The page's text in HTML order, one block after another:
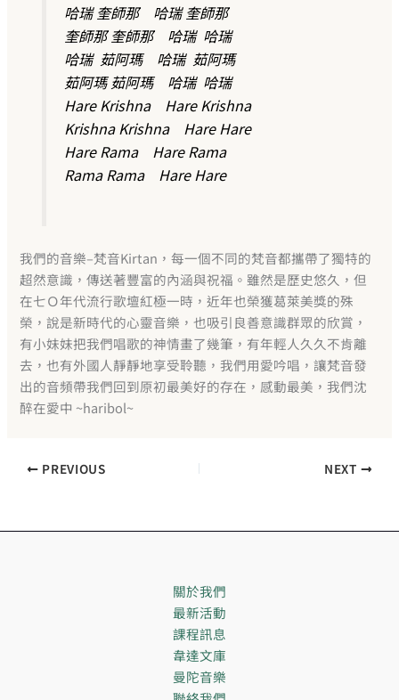
哈瑞 奎師那 哈瑞 奎師那
奎師那 奎師那 哈瑞 哈瑞
哈瑞 茹阿瑪 哈瑞 茹阿瑪
茹阿瑪 茹阿瑪 哈瑞 哈瑞
Hare Krishna Hare Krishna
Krishna Krishna Hare Hare
Hare Rama Hare Rama
Rama Rama Hare Hare
我們的音樂–梵音Kirtan，每一個不同的梵音都攜帶了獨特的
超然意識，傳送著豐富的內涵與祝福。雖然是歷史悠久，但
在七Ｏ年代流行歌壇紅極一時，近年也榮獲葛萊美獎的殊
榮，說是新時代的心靈音樂，也吸引良善意識群眾的欣賞，
有小妹妹把我們唱歌的神情畫了幾筆，有年輕人久久不肯離
去，也有外國人靜靜地享受聆聽，我們用愛吟唱，讓梵音發
出的音頻帶我們回到原初最美好的存在，感動最美，我們沈
醉在愛中 ~haribol~
PREVIOUS NEXT
關於我們
最新活動
課程訊息
韋達文庫
曼陀音樂